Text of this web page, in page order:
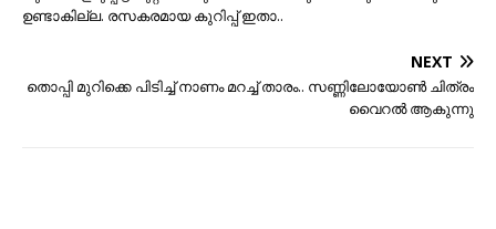
ഉണ്ടാകില്ല. രസകരമായ കുറിപ്പ് ഇതാ..
NEXT
തൊപ്പി മുറിക്കെ പിടിച്ച് നാണം മറച്ച് താരം.. സണ്ണിലോയോണ്‍ ചിത്രം
വൈറല്‍ ആകുന്നു